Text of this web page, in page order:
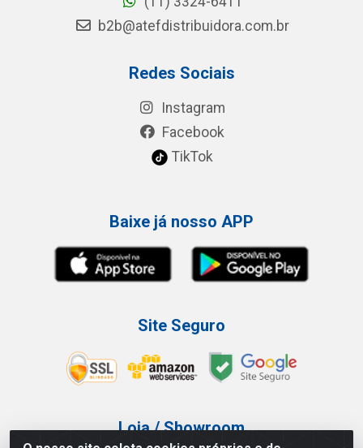
b2b@atefdistribuidora.com.br
Redes Sociais
Instagram
Facebook
TikTok
Baixe já nosso APP
Site Seguro
Loja / Showroom